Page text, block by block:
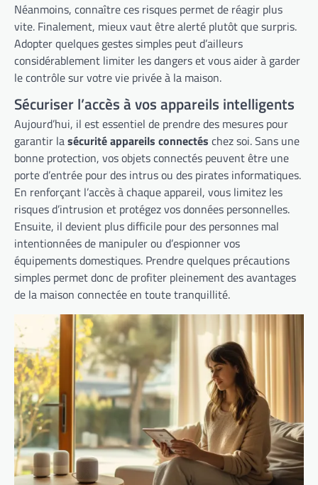
Néanmoins, connaître ces risques permet de réagir plus
vite. Finalement, mieux vaut être alerté plutôt que surpris.
Adopter quelques gestes simples peut d’ailleurs
considérablement limiter les dangers et vous aider à garder
le contrôle sur votre vie privée à la maison.
Sécuriser l’accès à vos appareils intelligents
Aujourd’hui, il est essentiel de prendre des mesures pour
garantir lasécurité appareils connectés chez soi. Sans une
bonne protection, vos objets connectés peuvent être une
porte d’entrée pour des intrus ou des pirates informatiques.
En renforçant l’accès à chaque appareil, vous limitez les
risques d’intrusion et protégez vos données personnelles.
Ensuite, il devient plus difficile pour des personnes mal
intentionnées de manipuler ou d’espionner vos
équipements domestiques. Prendre quelques précautions
simples permet donc de profiter pleinement des avantages
de la maison connectée en toute tranquillité.